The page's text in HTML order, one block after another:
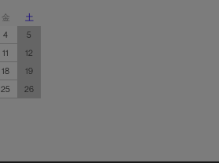
金
土
4
5
11
12
18
19
25
26